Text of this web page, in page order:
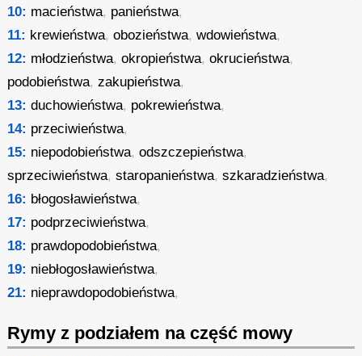
10: macieństwa, panieństwa,
11: krewieństwa,obozieństwa,wdowieństwa,
12: młodzieństwa,okropieństwa,okrucieństwa,
podobieństwa,zakupieństwa,
13: duchowieństwa, pokrewieństwa,
14: przeciwieństwa,
15: niepodobieństwa,odszczepieństwa,
sprzeciwieństwa,staropanieństwa,szkaradzieństwa,
16: błogosławieństwa,
17: podprzeciwieństwa,
18: prawdopodobieństwa,
19: niebłogosławieństwa,
21: nieprawdopodobieństwa,
Rymy z podziałem na część mowy